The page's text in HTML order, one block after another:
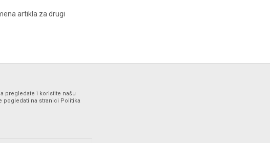
artikla za drugi
pregledate i koristite našu
pogledati na stranici Politika